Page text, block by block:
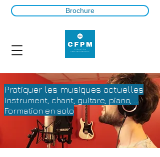
Brochure
Pratiquer les musiques actuelles
Instrument, chant, guitare, piano, ...
Formation en solo